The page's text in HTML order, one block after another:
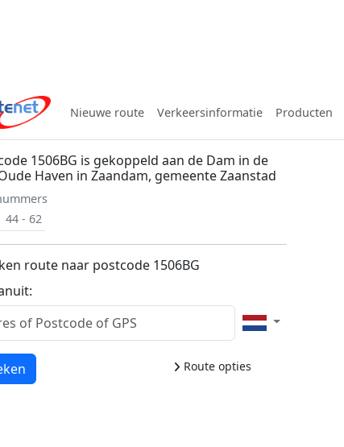
Nieuwe route Verkeersinformatie Producten
1506BG is gekoppeld aan de Dam in de
Haven in Zaandam, gemeente Zaanstad
44 - 62
route naar postcode 1506BG
Route opties